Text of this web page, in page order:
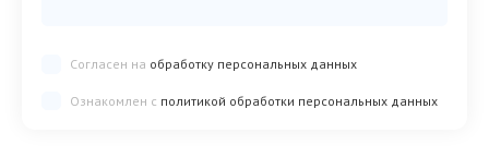
Согласен на обработку персональных данных
Ознакомлен с политикой обработки персональных данных